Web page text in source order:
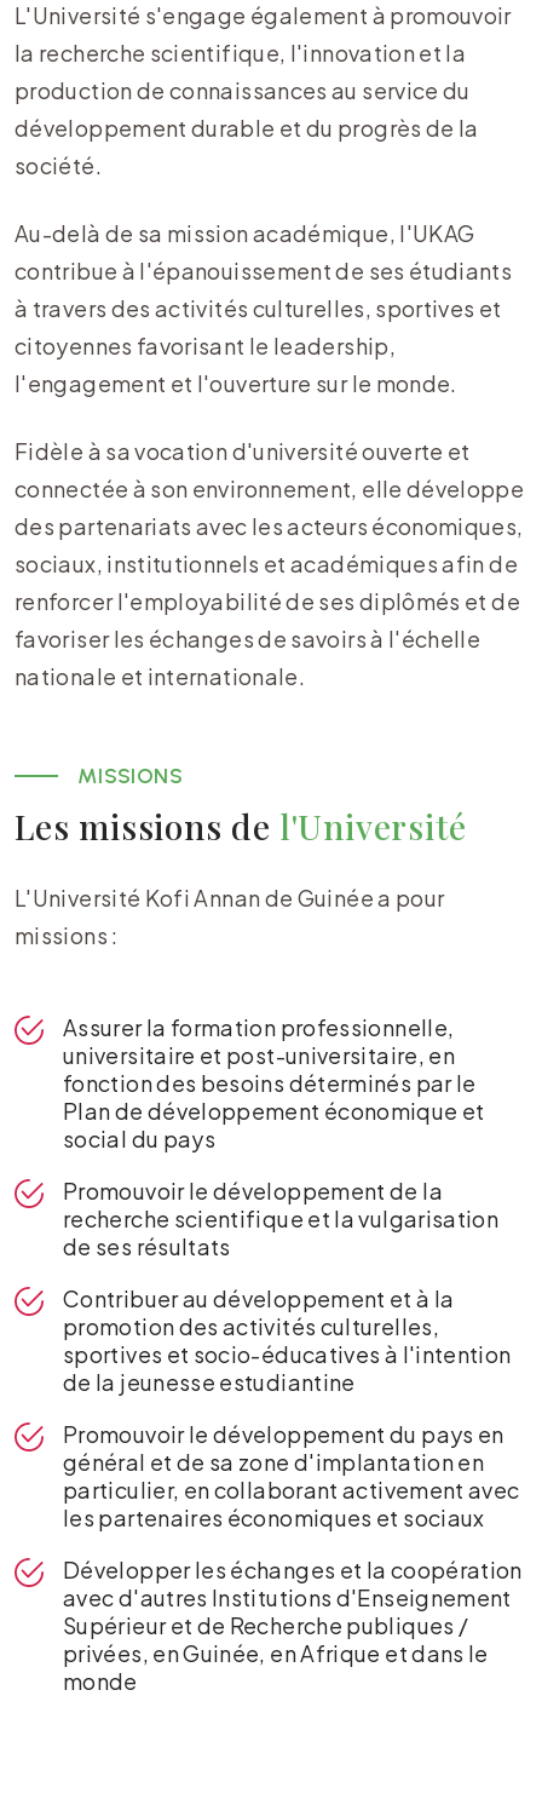
L'Université s'engage également à promouvoir
la recherche scientifique, l'innovation et la
production de connaissances au service du
développement durable et du progrès de la
société.
Au-delà de sa mission académique, l'UKAG
contribue à l'épanouissement de ses étudiants
à travers des activités culturelles, sportives et
citoyennes favorisant le leadership,
l'engagement et l'ouverture sur le monde.
Fidèle à sa vocation d'université ouverte et
connectée à son environnement, elle développe
des partenariats avec les acteurs économiques,
sociaux, institutionnels et académiques afin de
renforcer l'employabilité de ses diplômés et de
favoriser les échanges de savoirs à l'échelle
nationale et internationale.
MISSIONS
Les missions de l'Université
L'Université Kofi Annan de Guinée a pour
missions :
Assurer la formation professionnelle,
universitaire et post-universitaire, en
fonction des besoins déterminés par le
Plan de développement économique et
social du pays
Promouvoir le développement de la
recherche scientifique et la vulgarisation
de ses résultats
Contribuer au développement et à la
promotion des activités culturelles,
sportives et socio-éducatives à l'intention
de la jeunesse estudiantine
Promouvoir le développement du pays en
général et de sa zone d'implantation en
particulier, en collaborant activement avec
les partenaires économiques et sociaux
Développer les échanges et la coopération
avec d'autres Institutions d'Enseignement
Supérieur et de Recherche publiques /
privées, en Guinée, en Afrique et dans le
monde